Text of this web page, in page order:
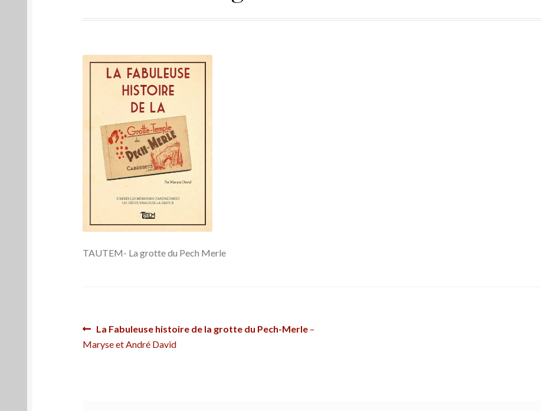
TAUTEM- La grotte du Pech Merle
Navigation
de
Article
précédent :
La Fabuleuse histoire de la grotte du Pech-Merle–
Maryse et André David